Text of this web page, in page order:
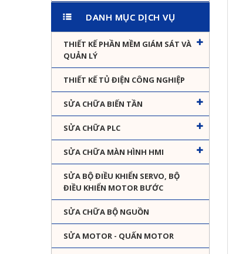
DANH MỤC DỊCH VỤ
THIẾT KẾ PHẦN MỀM GIÁM SÁT VÀ
QUẢN LÝ
THIẾT KẾ TỦ ĐIỆN CÔNG NGHIỆP
SỬA CHỮA BIẾN TẦN
SỬA CHỮA PLC
SỬA CHỮA MÀN HÌNH HMI
SỬA BỘ ĐIỀU KHIỂN SERVO, BỘ
ĐIỀU KHIỂN MOTOR BƯỚC
SỬA CHỮA BỘ NGUỒN
SỬA MOTOR - QUẤN MOTOR